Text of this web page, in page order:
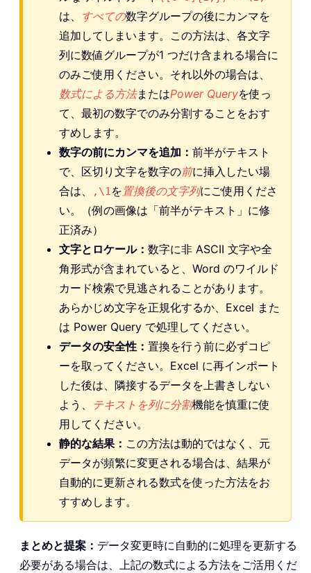
は、 すべての数字グループの後にカンマを
追加してしまいます。この方法は、各文字
列に数値グループが1 つだけ含まれる場合に
のみご使用ください。それ以外の場合は、
数式による方法またはPower Queryを使っ
て、最初の数字でのみ分割することをおす
すめします。
数字の前にカンマを追加： 前半がテキスト
で、区切り文字を数字の前に挿入したい場
合は、
,\1を置換後の文字列にご使用くださ
い。（例の画像は「前半がテキスト」に修
正済み）
文字とロケール： 数字に非 ASCII 文字や全
角形式が含まれていると、Word のワイルド
カード検索で見逃されることがあります。
あらかじめ文字を正規化するか、Excel また
は Power Query で処理してください。
データの安全性： 置換を行う前に必ずコピ
ーを取ってください。Excel に再インポート
した後は、隣接するデータを上書きしない
よう、 テキストを列に分割機能を慎重に使
用してください。
静的な結果： この方法は動的ではなく、元
データが頻繁に変更される場合は、結果が
自動的に更新される数式を使った方法をお
すすめします。
まとめと提案： データ変更時に自動的に処理を更新する
必要がある場合は、上記の数式による方法をご活用くだ